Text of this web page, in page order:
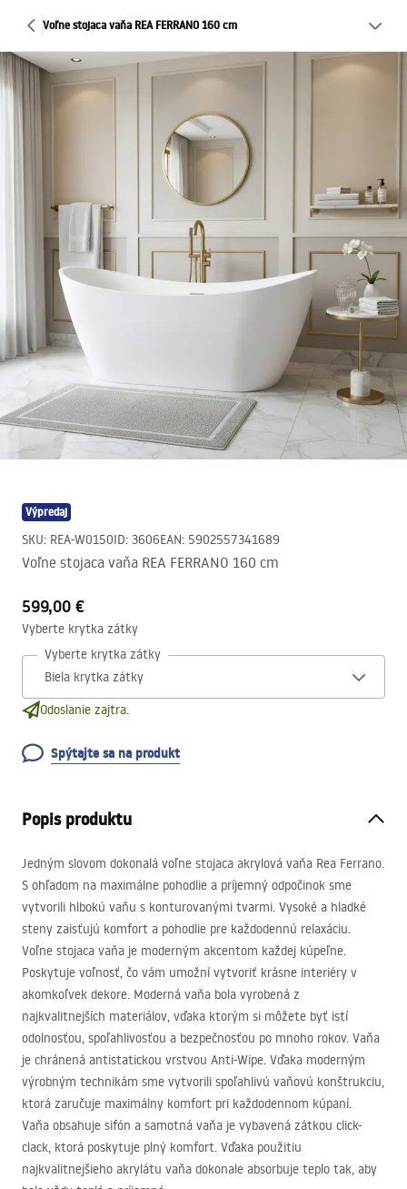
Voľne stojaca vaňa REA FERRANO 160 cm
Výpredaj
SKU: REA-W0150ID: 3606EAN: 5902557341689
Voľne stojaca vaňa REA FERRANO 160 cm
599,00 €
Vyberte krytka zátky
Vyberte krytka zátky
Odoslanie zajtra.
Spýtajte sa na produkt
Popis produktu
Jedným slovom dokonalá voľne stojaca akrylová vaňa Rea Ferrano.
S ohľadom na maximálne pohodlie a príjemný odpočinok sme
vytvorili hlbokú vaňu s konturovanými tvarmi. Vysoké a hladké
steny zaisťujú komfort a pohodlie pre každodennú relaxáciu.
Voľne stojaca vaňa je moderným akcentom každej kúpeľne.
Poskytuje voľnosť, čo vám umožní vytvoriť krásne interiéry v
akomkoľvek dekore. Moderná vaňa bola vyrobená z
najkvalitnejších materiálov, vďaka ktorým si môžete byť istí
odolnosťou, spoľahlivosťou a bezpečnosťou po mnoho rokov. Vaňa
je chránená antistatickou vrstvou Anti-Wipe. Vďaka moderným
výrobným technikám sme vytvorili spoľahlivú vaňovú konštrukciu,
ktorá zaručuje maximálny komfort pri každodennom kúpaní.
Vaňa obsahuje sifón a samotná vaňa je vybavená zátkou click-
clack, ktorá poskytuje plný komfort. Vďaka použitiu
najkvalitnejšieho akrylátu vaňa dokonale absorbuje teplo tak, aby